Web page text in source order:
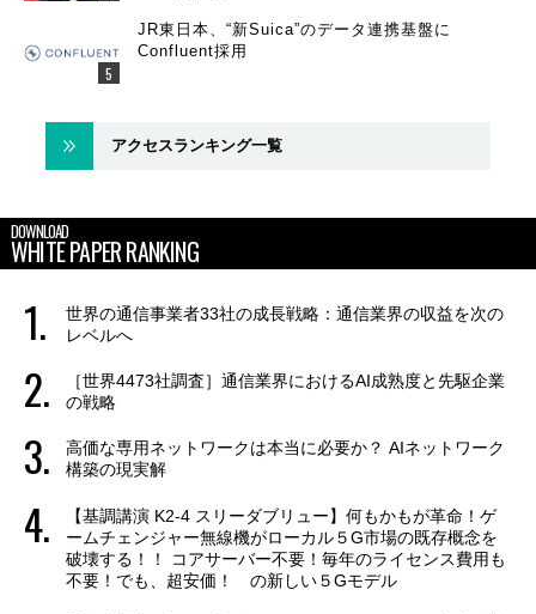
JR東日本、“新Suica”のデータ連携基盤に
Confluent採用
アクセスランキング一覧
DOWNLOAD
WHITE PAPER RANKING
世界の通信事業者33社の成長戦略：通信業界の収益を次の
レベルへ
［世界4473社調査］通信業界におけるAI成熟度と先駆企業
の戦略
高価な専用ネットワークは本当に必要か？ AIネットワーク
構築の現実解
【基調講演 K2-4 スリーダブリュー】何もかもが革命！ゲ
ームチェンジャー無線機がローカル５G市場の既存概念を
破壊する！！ コアサーバー不要！毎年のライセンス費用も
不要！でも、超安価！ の新しい５Gモデル